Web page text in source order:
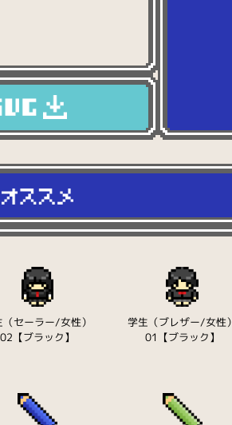
（セーラー/女性）
02【ブラック】
学生（ブレザー/女性）
01【ブラック】